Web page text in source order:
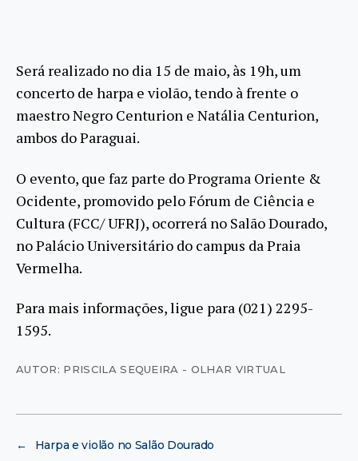
Será realizado no dia 15 de maio, às 19h, um
concerto de harpa e violão, tendo à frente o
maestro Negro Centurion e Natália Centurion,
ambos do Paraguai.
O evento, que faz parte do Programa Oriente &
Ocidente, promovido pelo Fórum de Ciência e
Cultura (FCC/ UFRJ), ocorrerá no Salão Dourado,
no Palácio Universitário do campus da Praia
Vermelha.
Para mais informações, ligue para (021) 2295-
1595.
AUTOR: PRISCILA SEQUEIRA - OLHAR VIRTUAL
←
Harpa e violão no Salão Dourado